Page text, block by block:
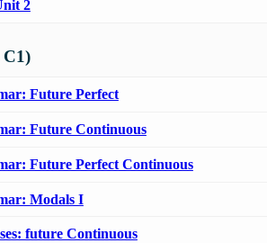
2
Future Perfect
Future Continuous
Future Perfect Continuous
Modals I
future Continuous